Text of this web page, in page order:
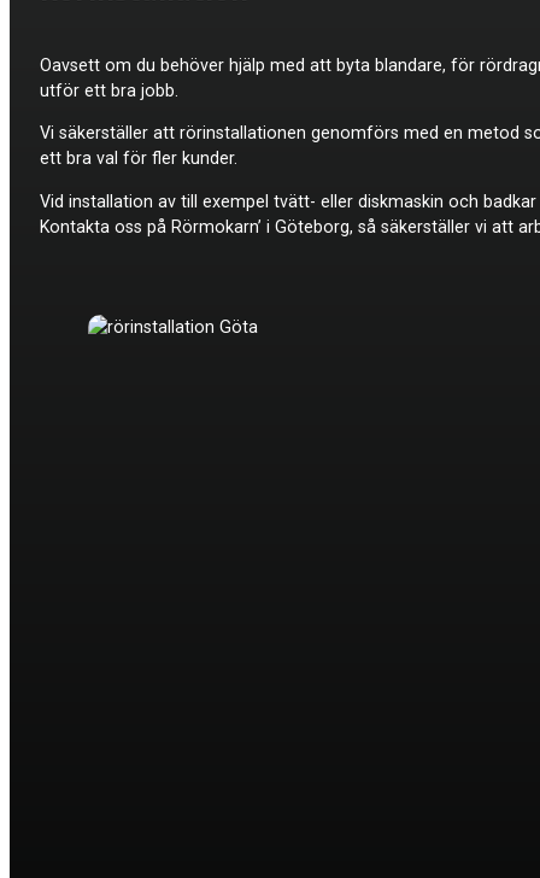
Oavsett om du behöver hjälp med att byta blandare, för
utför ett bra jobb.
Vi säkerställer att rörinstallationen genomförs med en metod
ett bra val för fler kunder.
Vid installation av till exempel tvätt- eller diskmaskin och
Kontakta oss på Rörmokarn’ i Göteborg, så säkerställer vi att